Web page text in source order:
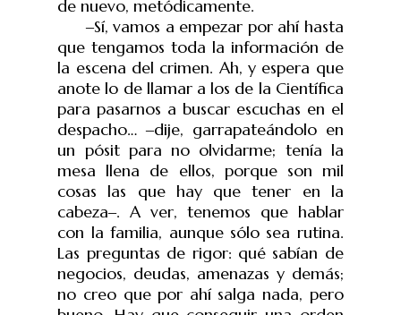
de nuevo, metódicamente.
‒Sí, vamos a empezar por ahí hasta
que tengamos toda la información de
la escena del crimen. Ah, y espera que
anote lo de llamar a los de la Científica
para pasarnos a buscar escuchas en el
despacho…‒dije, garrapateándolo en
un pósit para no olvidarme; tenía la
mesa llena de ellos, porque son mil
cosas las que hay que tener en la
cabeza‒. A ver, tenemos que hablar
con la familia, aunque sólo sea rutina.
Las preguntas de rigor: qué sabían de
negocios, deudas, amenazas y demás;
no creo que por ahí salga nada, pero